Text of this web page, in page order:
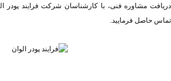
تماس حاصل فرمایید.